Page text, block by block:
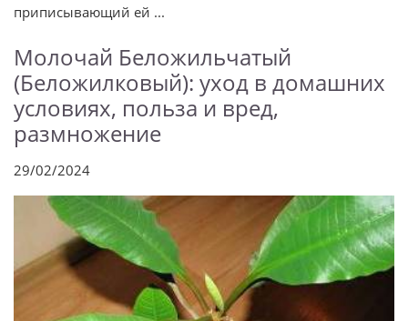
приписывающий ей ...
Молочай Беложильчатый
(Беложилковый): уход в домашних
условиях, польза и вред,
размножение
29/02/2024